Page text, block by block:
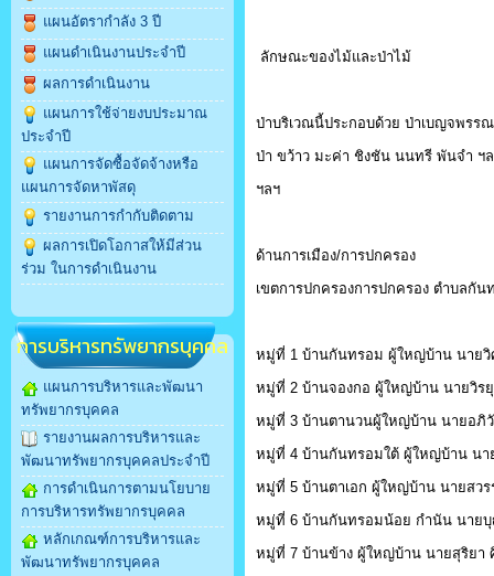
แผนอัตรากำลัง 3 ปี
แผนดำเนินงานประจำปี
ผลการดำเนินงาน
แผนการใช้จ่ายงบประมาณ
ประจำปี
แผนการจัดซื้อจัดจ้างหรือ
แผนการจัดหาพัสดุ
รายงานการกำกับติดตาม
ผลการเปิดโอกาสให้มีส่วน
ร่วม ในการดำเนินงาน
การบริหารทรัพยากรบุคคล
แผนการบริหารและพัฒนา
ทรัพยากรบุคคล
รายงานผลการบริหารและ
พัฒนาทรัพยากรบุคคลประจำปี
การดำเนินการตามนโยบาย
การบริหารทรัพยากรบุคคล
หลักเกณฑ์การบริหารและ
พัฒนาทรัพยากรบุคคล
ลักษณะของไม้และป่าไม้
ป่าบริเวณนี้ประกอบด้วย ป่าเบญจพรร
ป่า ขว้าว มะค่า ชิงชัน นนทรี พันจำ ฯ
ฯลฯ
ด้านการเมือง/การปกครอง
เขตการปกครองการปกครอง ตำบลกั
หมู่ที่ 1 บ้านกันทรอม ผู้ใหญ่บ้าน นายวิ
หมู่ที่ 2 บ้านจองกอ ผู้ใหญ่บ้าน นายวิร
หมู่ที่ 3 บ้านตานวนผู้ใหญ่บ้าน นายอภิ
หมู่ที่ 4 บ้านกันทรอมใต้ ผู้ใหญ่บ้าน นา
หมู่ที่ 5 บ้านตาเอก ผู้ใหญ่บ้าน นายสว
หมู่ที่ 6 บ้านกันทรอมน้อย กำนัน นายบุ
หมู่ที่ 7 บ้านข้าง ผู้ใหญ่บ้าน นายสุริยา